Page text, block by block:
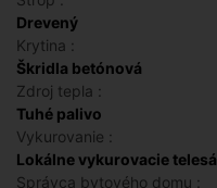
Drevený
Krytina :
Škridla betónová
Zdroj tepla :
Tuhé palivo
Vykurovanie :
Lokálne vykurovacie telesá
Správca bytového domu :